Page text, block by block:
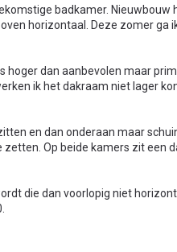
badkamer. Nieuwbouw
horizontaal. Deze zomer ga
hoger dan aanbevolen maar
ik het dakraam niet lager
en dan onderaan maar
Op beide kamers zit een
die dan voorlopig niet